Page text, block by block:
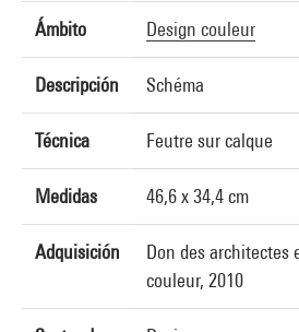
Ámbito Design couleur
Descripción Schéma
Técnica Feutre sur calque
Medidas 46,6 x 34,4 cm
Adquisición
Don des architectes
couleur, 2010